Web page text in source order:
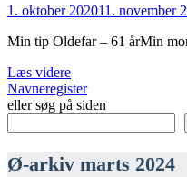
1. oktober 202011. november
Min tip Oldefar – 61 årMin
Læs videre
Navneregister
eller søg på siden
Ø-arkiv marts 2024